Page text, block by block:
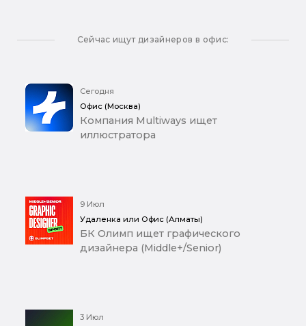
Сейчас ищут дизайнеров в офис:
Сегодня
Офис (Москва)
Компания Multiways ищет
иллюстратора
9 Июл
Удаленка или Офис (Алматы)
БК Олимп ищет графического
дизайнера (Middle+/Senior)
3 Июл